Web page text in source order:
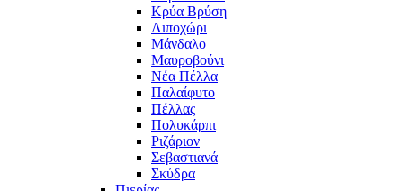
Κρύα Βρύση
Λιποχώρι
Μάνδαλο
Μαυροβούνι
Νέα Πέλλα
Παλαίφυτο
Πέλλας
Πολυκάρπι
Ριζάριον
Σεβαστιανά
Σκύδρα